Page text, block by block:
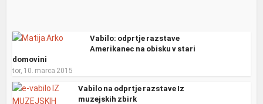
Vabilo: odprtje razstave
Amerikanec na obisku v stari
domovini
tor, 10. marca 2015
Vabilo na odprtje razstave Iz
muzejskih zbirk